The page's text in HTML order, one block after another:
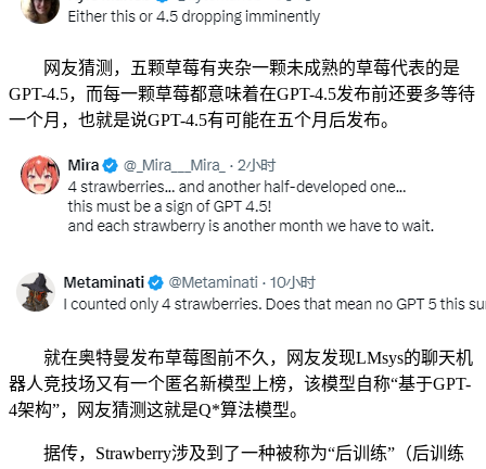
网友猜测，五颗草莓有夹杂一颗未成熟的草莓代表的是
GPT-4.5，而每一颗草莓都意味着在GPT-4.5发布前还要多等待
一个月，也就是说GPT-4.5有可能在五个月后发布。
就在奥特曼发布草莓图前不久，网友发现LMsys的聊天机
器人竞技场又有一个匿名新模型上榜，该模型自称“基于GPT-
4架构”，网友猜测这就是Q*算法模型。
据传，Strawberry涉及到了一种被称为“后训练”（后训练